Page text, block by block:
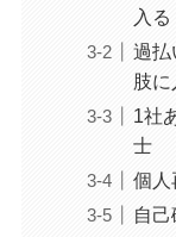
入る
過払
肢に
1社
士
個人
自